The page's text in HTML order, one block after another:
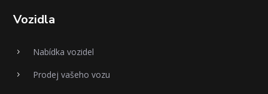
Vozidla
5 Nabídka vozidel
5 Prodej vašeho vozu